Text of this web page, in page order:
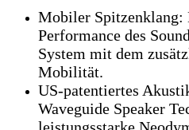
Mobiler Spitzenklang:
Performance des
System mit dem
Mobilität.
US-patentiertes
Waveguide Speaker